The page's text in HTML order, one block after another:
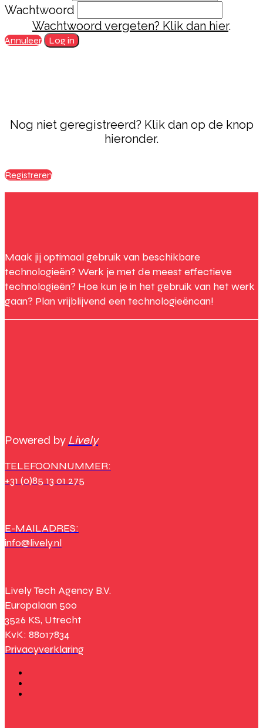
Wachtwoord
Wachtwoord vergeten? Klik dan hier.
Annuleer Log in
Nog niet geregistreerd? Klik dan op de knop
hieronder.
Registreren
Maak jij optimaal gebruik van beschikbare
technologieën? Werk je met de meest effectieve
technologieën? Hoe kun je in het gebruik van het werk
gaan? Plan vrijblijvend een technologieëncan!
Powered by Lively
TELEFOONNUMMER:
+31 (0)85 13 01 275
E-MAILADRES:
info@lively.nl
Lively Tech Agency B.V.
Europalaan 500
3526 KS, Utrecht
KvK: 88017834
Privacyverklaring